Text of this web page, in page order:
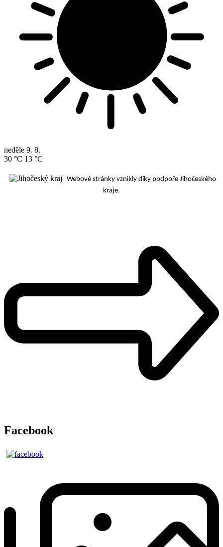
neděle 9. 8.
30 °C 13 °C
Webové stránky vznikly díky podpoře Jihočeského
kraje.
Facebook